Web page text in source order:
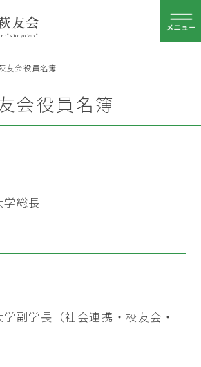
友会
友会役員名簿
会役員名簿
総長
副学長（社会連携・校友会・